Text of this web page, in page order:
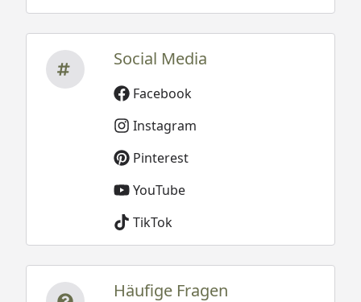
Social Media
Facebook
Instagram
Pinterest
YouTube
TikTok
Häufige Fragen